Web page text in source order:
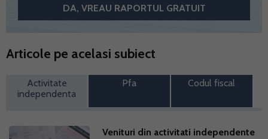
Articole pe acelasi subiect
Activitate
independenta
Pfa Codul fiscal
Venituri din activitati independente